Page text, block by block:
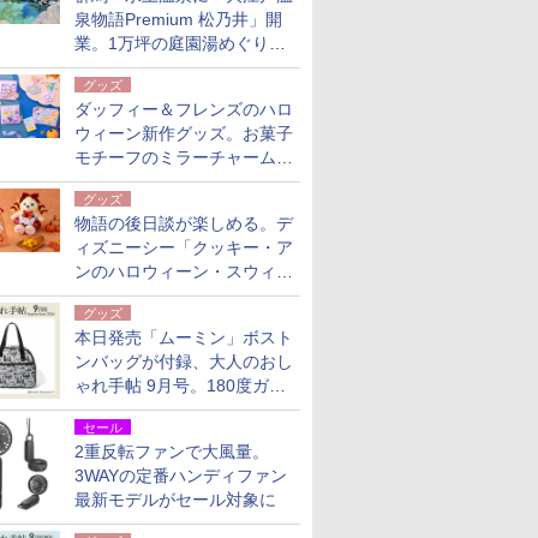
泉物語Premium 松乃井」開
業。1万坪の庭園湯めぐり＆
豪華バイキングを体験してき
た！
グッズ
ダッフィー＆フレンズのハロ
ウィーン新作グッズ。お菓子
モチーフのミラーチャーム/
デザインポーチほか
グッズ
物語の後日談が楽しめる。デ
ィズニーシー「クッキー・ア
ンのハロウィーン・スウィー
トサプライズ」限定グッズ公
開グッズ
本日発売「ムーミン」ボスト
ンバッグが付録、大人のおし
ゃれ手帖 9月号。180度ガバ
ッと開いて大容量
セール
2重反転ファンで大風量。
3WAYの定番ハンディファン
最新モデルがセール対象に